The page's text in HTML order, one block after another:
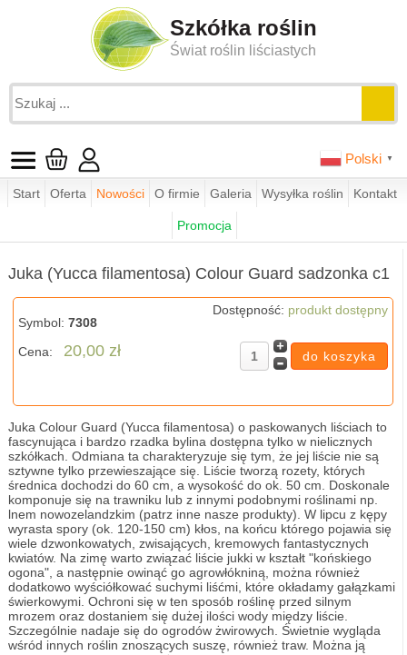
Szkółka roślin
Świat roślin liściastych
Polski ▼
Start Oferta Nowości O firmie Galeria Wysyłka roślin Kontakt
Promocja
Juka (Yucca filamentosa) Colour Guard sadzonka c1
Juka (Yucca filamentosa) Colour Guard sadzonka c1
Symbol: 7308
Cena:
20,00 zł
Dostępność: produkt dostępny
Juka Colour Guard (Yucca filamentosa) o paskowanych liściach to
fascynująca i bardzo rzadka bylina dostępna tylko w nielicznych
szkółkach. Odmiana ta charakteryzuje się tym, że jej liście nie są
sztywne tylko przewieszające się. Liście tworzą rozety, których
średnica dochodzi do 60 cm, a wysokość do ok. 50 cm. Doskonale
komponuje się na trawniku lub z innymi podobnymi roślinami np.
lnem nowozelandzkim (patrz inne nasze produkty). W lipcu z kępy
wyrasta spory (ok. 120-150 cm) kłos, na końcu którego pojawia się
wiele dzwonkowatych, zwisających, kremowych fantastycznych
kwiatów. Na zimę warto związać liście jukki w kształt "końskiego
ogona", a następnie owinąć go agrowłókniną, można również
dodatkowo wyściółkować suchymi liśćmi, które okładamy gałązkami
świerkowymi. Ochroni się w ten sposób roślinę przed silnym
mrozem oraz dostaniem się dużej ilości wody między liście.
Szczególnie nadaje się do ogrodów żwirowych. Świetnie wygląda
wśród innych roślin znoszących suszę, również traw. Można ją